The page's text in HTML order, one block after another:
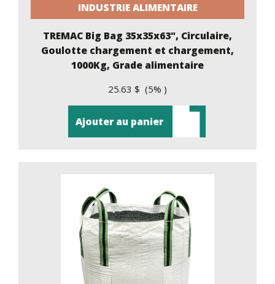
INDUSTRIE ALIMENTAIRE
TREMAC Big Bag 35x35x63", Circulaire,
Goulotte chargement et chargement,
1000Kg, Grade alimentaire
25.63 $ (5% )
Ajouter au panier